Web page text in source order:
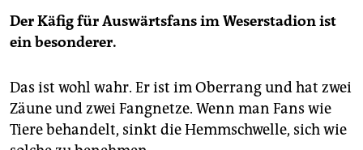
Der Käfig für Auswärtsfans im Weserstadion ist
ein besonderer.
Das ist wohl wahr. Er ist im Oberrang und hat zwei
Zäune und zwei Fangnetze. Wenn man Fans wie
Tiere behandelt, sinkt die Hemmschwelle, sich wie